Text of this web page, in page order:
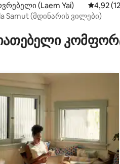
5‑დან 4,5, 10 მიმოხილვა
(Laem Yai)
4,92
Samut (მდინარის ვილები)